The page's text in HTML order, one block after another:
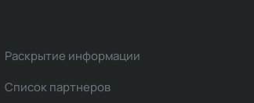
Раскрытие информации
Список партнеров